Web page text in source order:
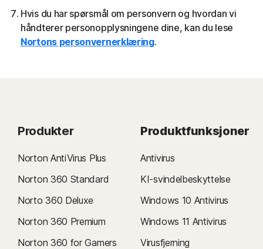
Hvis du har spørsmål om personvern og hvordan vi
håndterer personopplysningene dine, kan du lese
Nortons personvernerklæring.
Produkter
Norton AntiVirus Plus
Norton 360 Standard
Norto 360 Deluxe
Norton 360 Premium
Norton 360 for Gamers
Produktfunksjoner
Antivirus
KI-svindelbeskyttelse
Windows 10 Antivirus
Windows 11 Antivirus
Virusfjerning